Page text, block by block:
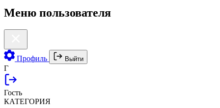
Меню пользователя
Профиль Выйти
Г
Гость
КАТЕГОРИЯ